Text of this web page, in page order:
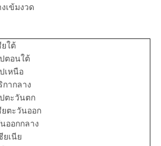
เข้มงวด
ยใต้
ตอนใต้
เหนือ
กากลาง
ตะวันตก
ยตะวันออก
ออกกลาง
ยเนีย